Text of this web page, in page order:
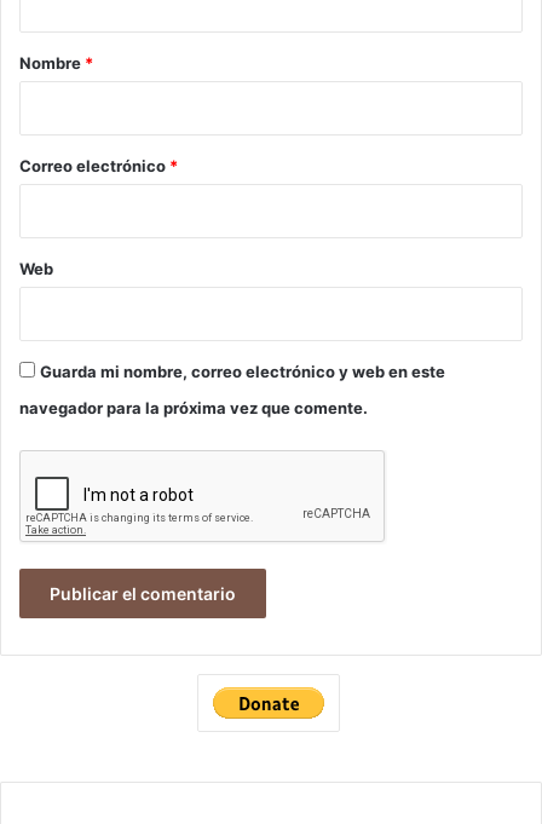
r
*
Nombre *
Correo electrónico *
Web
Guarda mi nombre, correo electrónico y web en este
navegador para la próxima vez que comente.